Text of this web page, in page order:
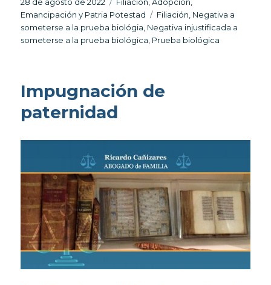
el
Emancipación y Patria Potestad
Etiquetas
Filiación Negativa a
someterse a la prueba biológia Negativa injustificada a
someterse a la prueba biológica Prueba biológica
Impugnación de
paternidad